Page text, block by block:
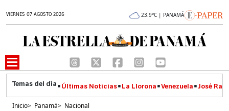
VIERNES 07 AGOSTO 2026 23.9°C | PANAMÁ
Últimas Noticias La Llorona Venezuela José
Inicio> Panamá> Nacional